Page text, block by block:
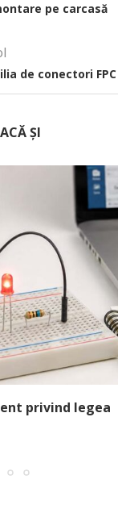
pe carcasă
de conectori FPC
ȘI
privind legea